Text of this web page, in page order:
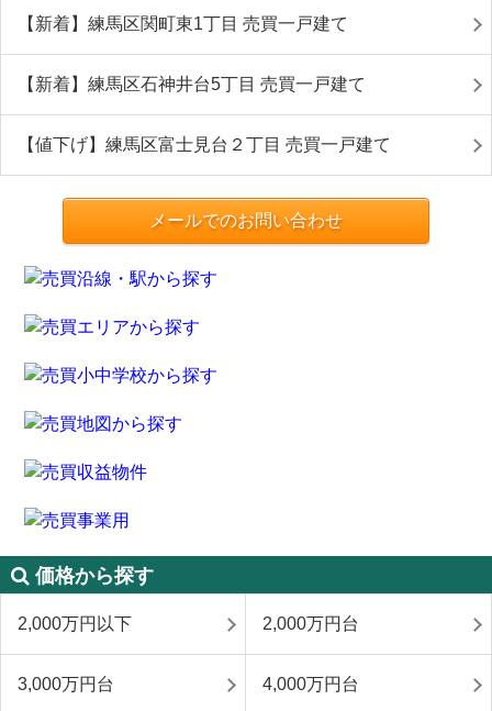
【新着】練馬区関町東1丁目 売買一戸建て
【新着】練馬区石神井台5丁目 売買一戸建て
【値下げ】練馬区富士見台２丁目 売買一戸建て
メールでのお問い合わせ
価格から探す
2,000万円以下 2,000万円台
3,000万円台 4,000万円台